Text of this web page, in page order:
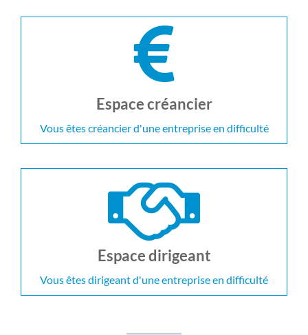
Espace créancier
Vous êtes créancier d'une entreprise en difficulté
Espace dirigeant
Vous êtes dirigeant d'une entreprise en difficulté